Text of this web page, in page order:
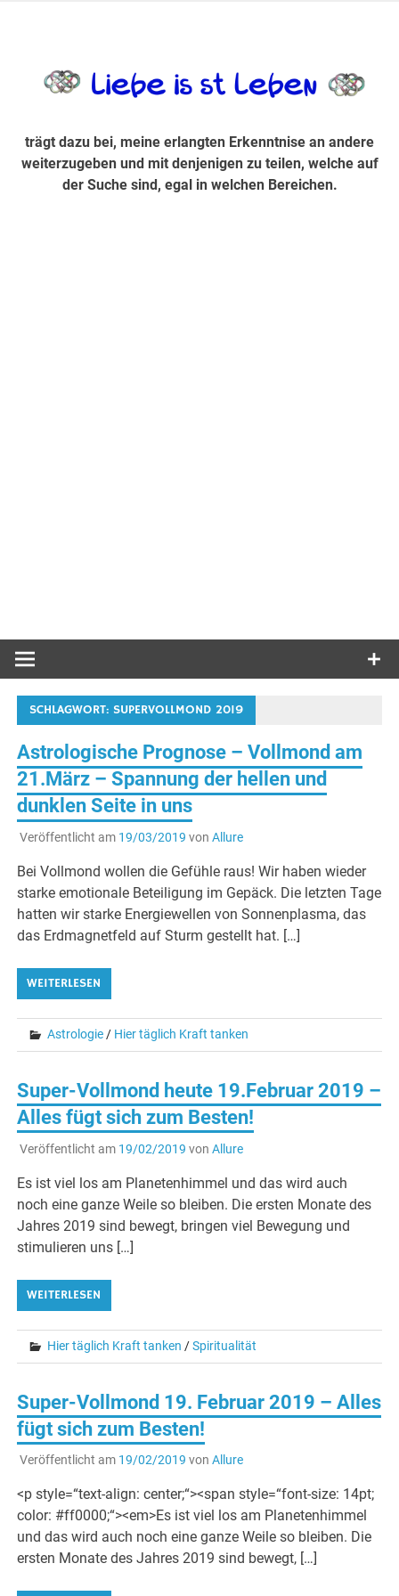
Suche sind, egal in welchen Bereichen.
trägt dazu bei, meine erlangten Erkenntnise an andere
weiterzugeben und mit denjenigen zu teilen, welche auf
der Suche sind, egal in welchen Bereichen.
SCHLAGWORT: SUPERVOLLMOND 2019
Astrologische Prognose – Vollmond am
21.März – Spannung der hellen und
dunklen Seite in uns
Veröffentlicht am 19/03/2019 von Allure
Bei Vollmond wollen die Gefühle raus! Wir haben wieder
starke emotionale Beteiligung im Gepäck. Die letzten Tage
hatten wir starke Energiewellen von Sonnenplasma, das
das Erdmagnetfeld auf Sturm gestellt hat. […]
WEITERLESEN
Astrologie/ Hier täglich Kraft tanken
Super-Vollmond heute 19.Februar 2019 –
Alles fügt sich zum Besten!
Veröffentlicht am 19/02/2019 von Allure
Es ist viel los am Planetenhimmel und das wird auch
noch eine ganze Weile so bleiben. Die ersten Monate des
Jahres 2019 sind bewegt, bringen viel Bewegung und
stimulieren uns […]
WEITERLESEN
Hier täglich Kraft tanken /Spiritualität
Super-Vollmond 19. Februar 2019 – Alles
fügt sich zum Besten!
Veröffentlicht am 19/02/2019 von Allure
<p style=“text-align: center;“><span style=“font-size: 14pt;
color: #ff0000;“><em>Es ist viel los am Planetenhimmel
und das wird auch noch eine ganze Weile so bleiben. Die
ersten Monate des Jahres 2019 sind bewegt, […]